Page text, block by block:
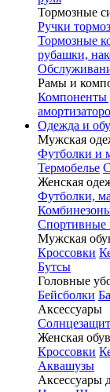
Тормозные
Ручки
Тормозные
рубашки,
Рамы и
Компоненты
Одежда и
Мужская
Футболки и
Термобелье
Женская
Футболки,
Спортивные
Мужская
Кроссовки
Бутсы
Головные
Бейсболки
Аксессуары
Женская
Кроссовки
Аквашузы
Аксессуары